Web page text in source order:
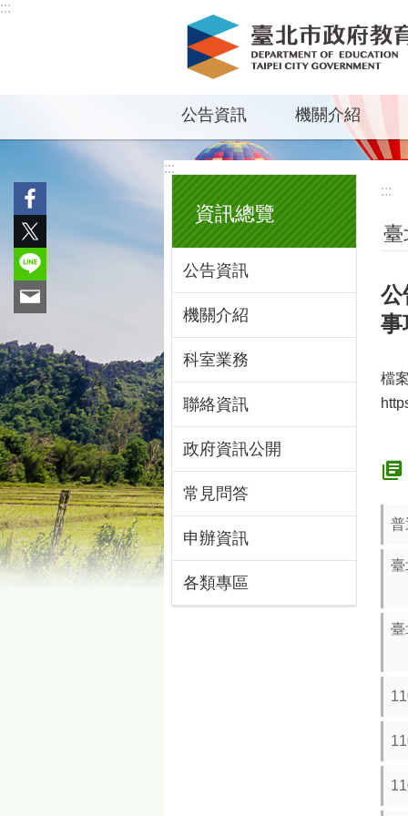
跳到主要內容區塊
:::
公告資訊 機關介紹
:::
資訊總覽
公告資訊
機關介紹
科室業務
聯絡資訊
政府資訊公開
常見問答
申辦資訊
各類專區
:::
臺
公
事
檔
普
臺
臺